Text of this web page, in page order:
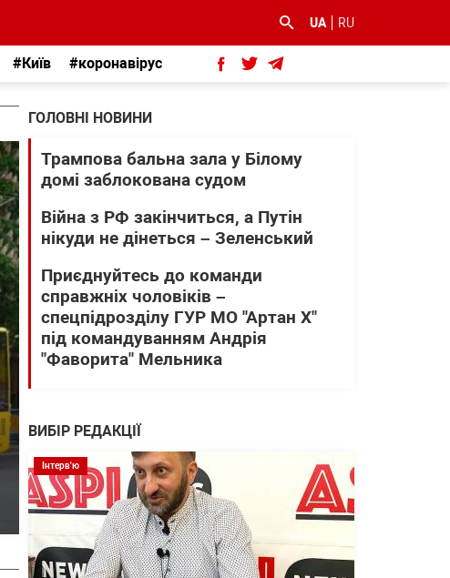
UA RU
#Київ #коронавірус
ГОЛОВНІ НОВИНИ
Трампова бальна зала у Білому
домі заблокована судом
Війна з РФ закінчиться, а Путін
нікуди не дінеться – Зеленський
Приєднуйтесь до команди
справжніх чоловіків –
спецпідрозділу ГУР МО "Артан Х"
під командуванням Андрія
"Фаворита" Мельника
ВИБІР РЕДАКЦІЇ
Інтерв'ю